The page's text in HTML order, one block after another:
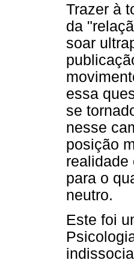
Trazer à
da
soar
essa
se
nesse
posição
realidade
para o
neutro.
Este foi